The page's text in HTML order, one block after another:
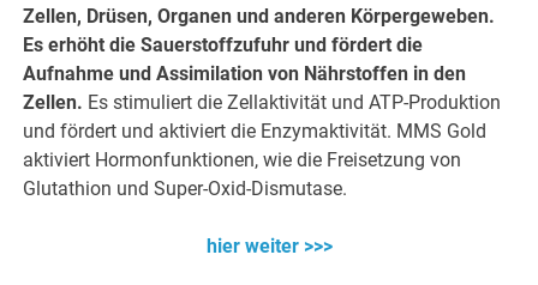
Zellen, Drüsen, Organen und anderen Körpergeweben.
Es erhöht die Sauerstoffzufuhr und fördert die
Aufnahme und Assimilation von Nährstoffen in den
Zellen. Es stimuliert die Zellaktivität und ATP-Produktion
und fördert und aktiviert die Enzymaktivität. MMS Gold
aktiviert Hormonfunktionen, wie die Freisetzung von
Glutathion und Super-Oxid-Dismutase.
hier weiter >>>